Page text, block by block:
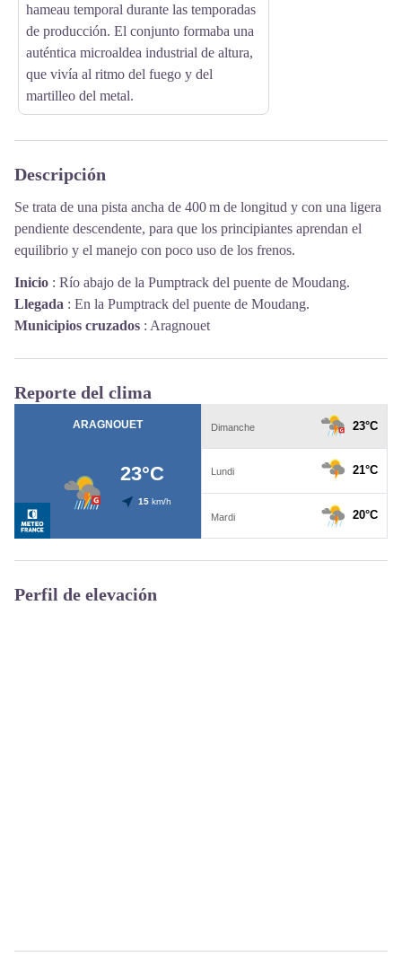
hameau temporal durante las temporadas
de producción. El conjunto formaba una
auténtica microaldea industrial de altura,
que vivía al ritmo del fuego y del
martilleo del metal.
Descripción
Se trata de una pista ancha de 400 m de longitud y con una ligera
pendiente descendente, para que los principiantes aprendan el
equilibrio y el manejo con poco uso de los frenos.
Inicio : Río abajo de la Pumptrack del puente de Moudang.
Llegada : En la Pumptrack del puente de Moudang.
Municipios cruzados : Aragnouet
Reporte del clima
Perfil de elevación